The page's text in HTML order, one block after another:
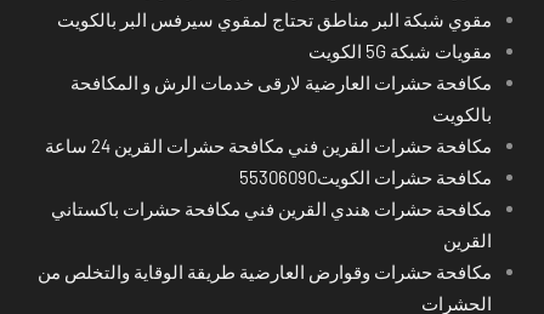
مقوي شبكة البر مناطق تحتاج لمقوي سيرفس البر بالكويت
مقويات شبكة 5G الكويت
مكافحة حشرات العارضية لارقى خدمات الرش و المكافحة
بالكويت
مكافحة حشرات القرين فني مكافحة حشرات القرين 24 ساعة
مكافحة حشرات الكويت55306090
مكافحة حشرات هندي القرين فني مكافحة حشرات باكستاني
القرين
مكافحة حشرات وقوارض العارضية طريقة الوقاية والتخلص من
الحشرات